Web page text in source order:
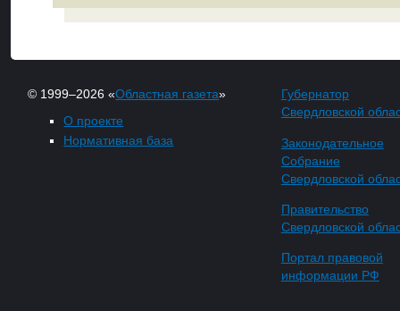
© 1999–2026 «Областная газета»
О проекте
Нормативная база
Губернатор
Свердловской
Законодательное
Собрание
Свердловской
Правительство
Свердловской
Портал правовой
информации РФ